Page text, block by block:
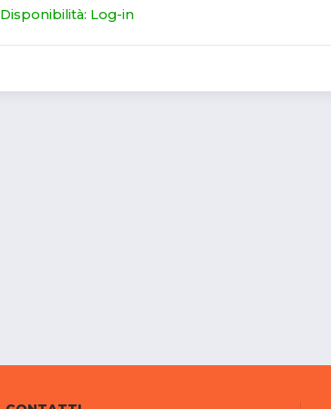
Disponibilità: Log-in